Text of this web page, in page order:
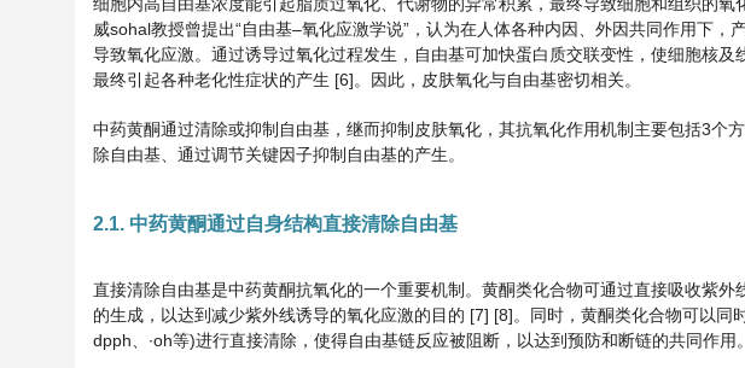
威sohal教授曾提出“自由基–氧化应激学说”，认为在人体各种内因、外因共同作用下
导致氧化应激。通过诱导过氧化过程发生，自由基可加快蛋白质交联变性，使细胞核
最终引起各种老化性症状的产生 [6]。因此，皮肤氧化与自由基密切相关。
中药黄酮通过清除或抑制自由基，继而抑制皮肤氧化，其抗氧化作用机制主要包括3个
除自由基、通过调节关键因子抑制自由基的产生。
2.1. 中药黄酮通过自身结构直接清除自由基
直接清除自由基是中药黄酮抗氧化的一个重要机制。黄酮类化合物可通过直接吸收紫
的生成，以达到减少紫外线诱导的氧化应激的目的 [7] [8]。同时，黄酮类化合物可以
dpph、∙oh等)进行直接清除，使得自由基链反应被阻断，以达到预防和断链的共同作用。